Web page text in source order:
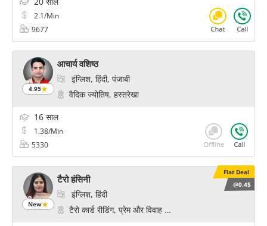
2.1/Min
9677
4.95
आचार्य वशिष्ठ
इंग्लिश, हिंदी, पंजाबी
वैदिक ज्योतिष, हस्तरेखा
16 साल
1.38/Min
5330
Flat Deal
@0.4$
New
टैरो हंसिनी
इंग्लिश, हिंदी
टैरो कार्ड रीडिंग, प्रेम और विवाह के मंत्र